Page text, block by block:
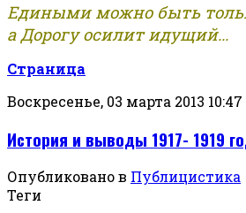
Едиными можно быть
а Дорогу осилит идущий...
Страница
Воскресенье, 03 марта 2013 10:47
История и выводы 1917- 1919
Опубликовано в Публицистика
Теги